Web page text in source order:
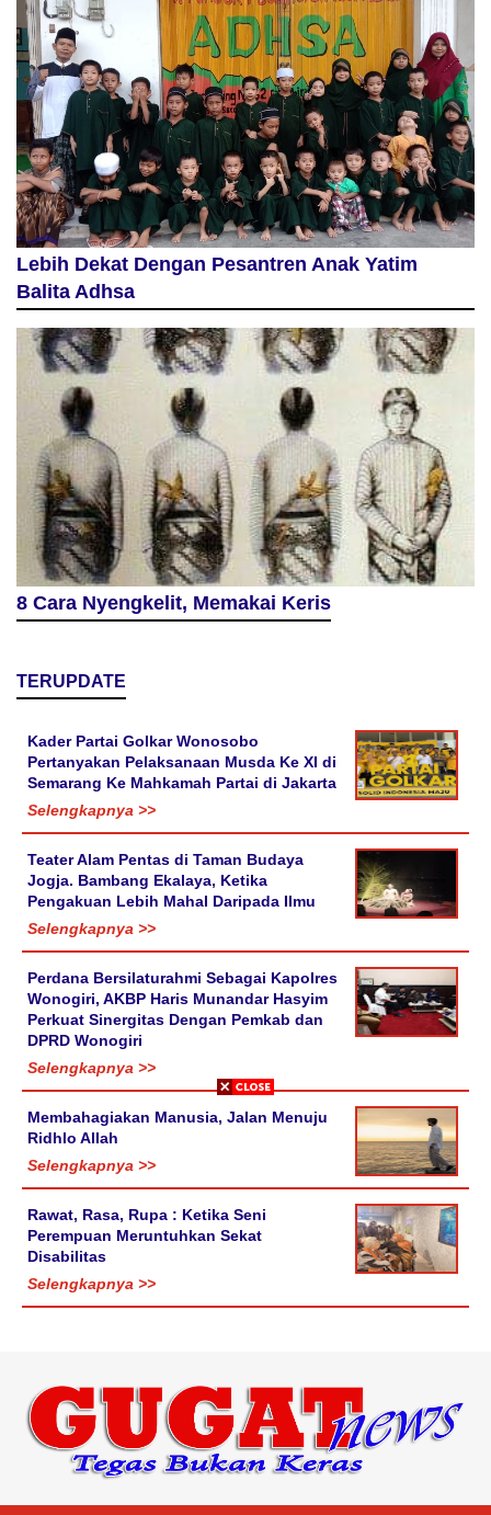
Lebih Dekat Dengan Pesantren Anak Yatim
Balita Adhsa
8 Cara Nyengkelit, Memakai Keris
TERUPDATE
Kader Partai Golkar Wonosobo
Pertanyakan Pelaksanaan Musda Ke XI di
Semarang Ke Mahkamah Partai di Jakarta
Selengkapnya >>
Teater Alam Pentas di Taman Budaya
Jogja. Bambang Ekalaya, Ketika
Pengakuan Lebih Mahal Daripada Ilmu
Selengkapnya >>
Perdana Bersilaturahmi Sebagai Kapolres
Wonogiri, AKBP Haris Munandar Hasyim
Perkuat Sinergitas Dengan Pemkab dan
DPRD Wonogiri
Selengkapnya >>
Membahagiakan Manusia, Jalan Menuju
Ridhlo Allah
Selengkapnya >>
Rawat, Rasa, Rupa : Ketika Seni
Perempuan Meruntuhkan Sekat
Disabilitas
Selengkapnya >>